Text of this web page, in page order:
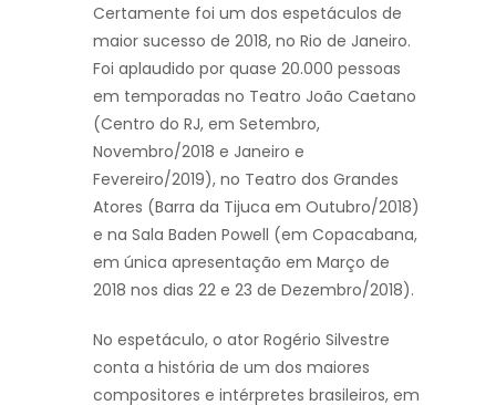
Certamente foi um dos espetáculos de
maior sucesso de 2018, no Rio de Janeiro.
Foi aplaudido por quase 20.000 pessoas
em temporadas no Teatro João Caetano
(Centro do RJ, em Setembro,
Novembro/2018 e Janeiro e
Fevereiro/2019), no Teatro dos Grandes
Atores (Barra da Tijuca em Outubro/2018)
e na Sala Baden Powell (em Copacabana,
em única apresentação em Março de
2018 nos dias 22 e 23 de Dezembro/2018).
No espetáculo, o ator Rogério Silvestre
conta a história de um dos maiores
compositores e intérpretes brasileiros, em